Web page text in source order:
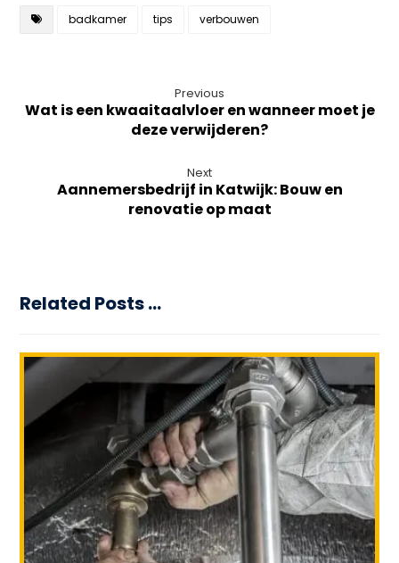
badkamer tips verbouwen
Previous
Wat is een kwaaitaalvloer en wanneer moet je
deze verwijderen?
Next
Aannemersbedrijf in Katwijk: Bouw en
renovatie op maat
Related Posts ...